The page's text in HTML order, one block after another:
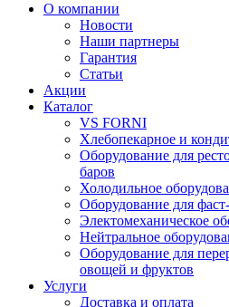
О компании
Новости
Наши партнеры
Гарантия
Статьи
Акции
Каталог
VS FORNI
Хлебопекарное и
Оборудование для
баров
Холодильное
Оборудование для
Электомеханическое
Нейтральное
Оборудование для
овощей и фруктов
Услуги
Доставка и оплата